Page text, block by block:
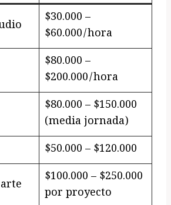
$30.000 –
$60.000/hora
$80.000 –
$200.000/hora
$80.000 – $150.000
(media jornada)
$50.000 – $120.000
$100.000 – $250.000
por proyecto